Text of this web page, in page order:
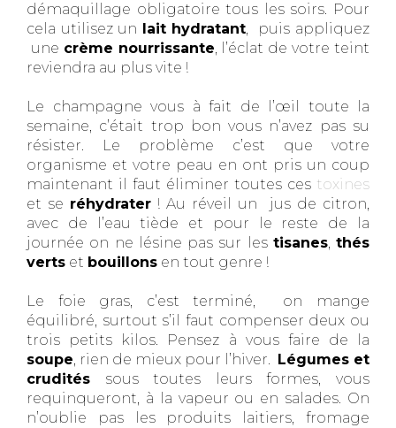
démaquillage obligatoire tous les soirs. Pour
cela utilisez un
lait hydratant, puis appliquez
une crème nourrissante, l’éclat de votre teint
reviendra au plus vite !
Le champagne vous à fait de l’œil toute la
semaine, c’était trop bon vous n’avez pas su
résister. Le problème c’est que votre
organisme et votre peau en ont pris un coup
maintenant il faut éliminer toutes ces toxines
et se réhydrater ! Au réveil un jus de citron,
avec de l’eau tiède et pour le reste de la
journée on ne lésine pas sur les tisanes, thés
verts et bouillons en tout genre !
Le foie gras, c’est terminé, on mange
équilibré, surtout s’il faut compenser deux ou
trois petits kilos. Pensez à vous faire de la
soupe, rien de mieux pour l’hiver.
Légumes et
crudités sous toutes leurs formes, vous
requinqueront, à la vapeur ou en salades. On
n’oublie pas les produits laitiers, fromage